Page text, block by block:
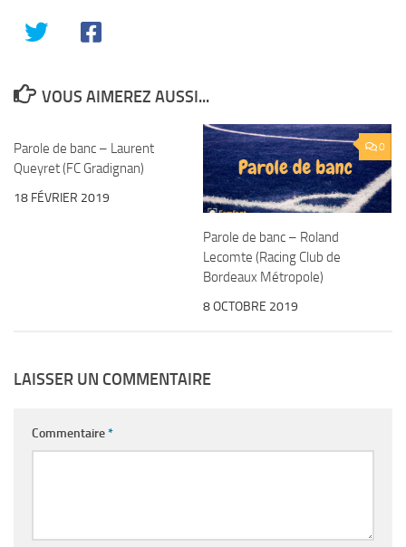
VOUS AIMEREZ AUSSI...
Parole de banc – Laurent
Queyret (FC Gradignan)
18 FÉVRIER 2019
0
Parole de banc – Roland
Lecomte (Racing Club de
Bordeaux Métropole)
8 OCTOBRE 2019
LAISSER UN COMMENTAIRE
Commentaire*